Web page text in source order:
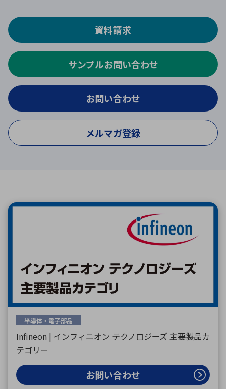
資料請求
サンプルお問い合わせ
お問い合わせ
メルマガ登録
半導体・電子部品
Infineon | インフィニオン テクノロジーズ 主要製品カ
テゴリー
お問い合わせ